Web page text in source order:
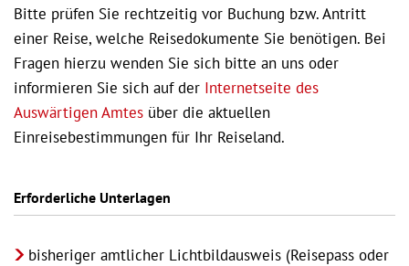
Bitte prüfen Sie rechtzeitig vor Buchung bzw. Antritt
einer Reise, welche Reisedokumente Sie benötigen. Bei
Fragen hierzu wenden Sie sich bitte an uns oder
informieren Sie sich auf der Internetseite des
Auswärtigen Amtes über die aktuellen
Einreisebestimmungen für Ihr Reiseland.
Erforderliche Unterlagen
bisheriger amtlicher Lichtbildausweis (Reisepass oder